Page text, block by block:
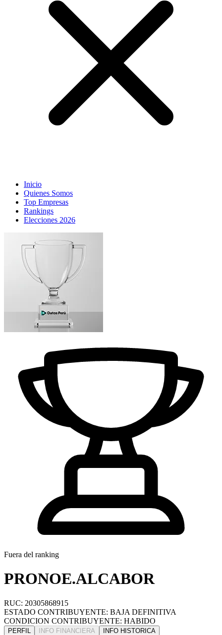
Inicio
Quienes Somos
Top Empresas
Rankings
Elecciones 2026
Fuera del ranking
PRONOE.ALCABOR
RUC: 20305868915
ESTADO CONTRIBUYENTE: BAJA DEFINITIVA
CONDICION CONTRIBUYENTE: HABIDO
PERFIL INFO FINANCIERA
INFO HISTORICA